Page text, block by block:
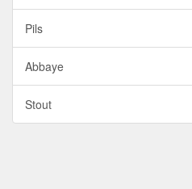
Pils
Abbaye
Stout